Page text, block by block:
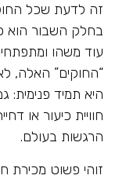
זה לדעת שכל
בחלק השבור הוא
עוד משהו
“החוקים” האלה,
היא תמיד פנימית:
חוויית כיעור או
הרגשות בעולם.
זוהי פשוט מכירת